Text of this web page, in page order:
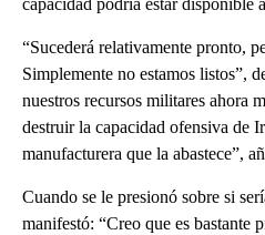
capacidad podría estar disponible
“Sucederá relativamente pronto,
Simplemente no estamos listos”,
nuestros recursos militares ahora
destruir la capacidad ofensiva de
manufacturera que la abastece”,
Cuando se le presionó sobre si
manifestó: “Creo que es bastante